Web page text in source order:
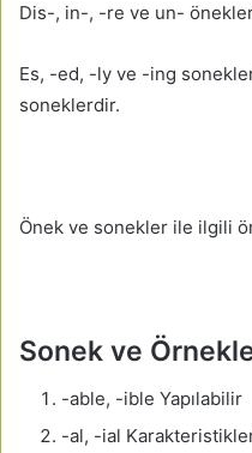
Dis-, in-, -re ve un-
Es, -ed, -ly ve -ing
soneklerdir.
Önek ve sonekler ile ilgili
Sonek ve
-able, -ible
-al, -ial